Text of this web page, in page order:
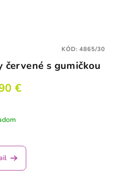
červené s gumičkou
€
KÓD:4865/30